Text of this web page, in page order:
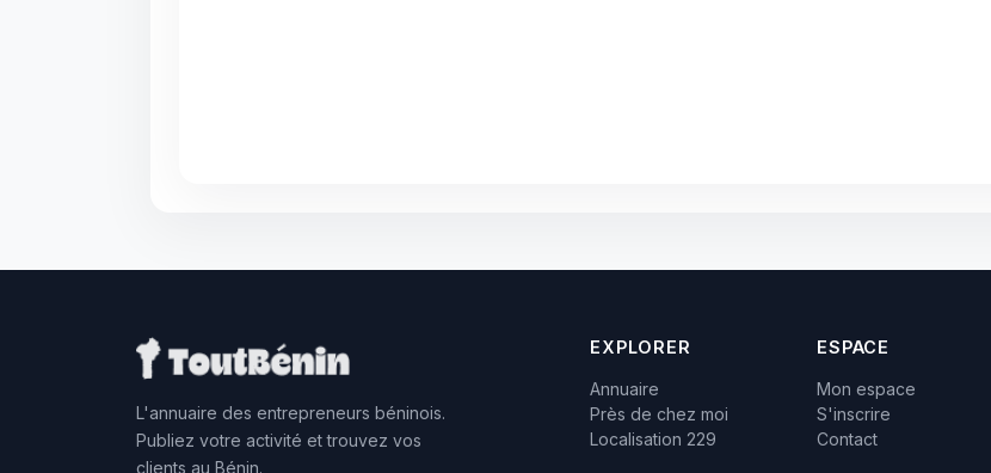
L'annuaire des entrepreneurs béninois.
Publiez votre activité et trouvez vos
clients au Bénin.
EXPLORER
Annuaire
Près de chez moi
Localisation 229
ESPACE
Mon espace
S'inscrire
Contact